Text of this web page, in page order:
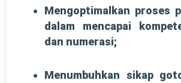
Mengoptimalkan proses
dalam mencapai
dan numerasi;
Menumbuhkan sikap